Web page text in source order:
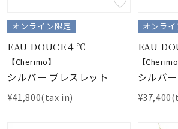
カラー
誕生石
オンライン限定
EAU DOUCE４℃
【Cherimo】
シルバー ブレスレット
¥41,800(tax in)
オンラ
EAU
【Cherimo
シルバ